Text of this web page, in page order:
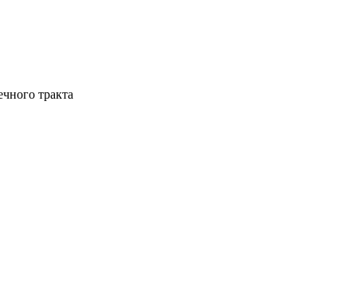
тракта